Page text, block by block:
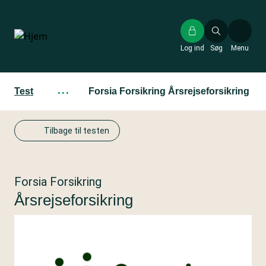
hovedindhold
Søg
Log ind Menu
Test ··· Forsia Forsikring Årsrejseforsikring
Tilbage til testen
Forsia Forsikring
Årsrejseforsikring